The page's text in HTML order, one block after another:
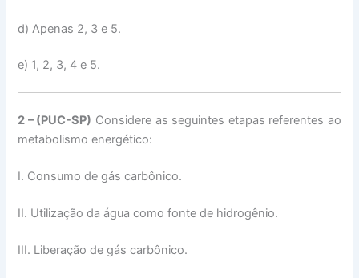
d) Apenas 2, 3 e 5.
e) 1, 2, 3, 4 e 5.
2 – (PUC-SP) Considere as seguintes etapas referentes ao
metabolismo energético:
I. Consumo de gás carbônico.
II. Utilização da água como fonte de hidrogênio.
III. Liberação de gás carbônico.